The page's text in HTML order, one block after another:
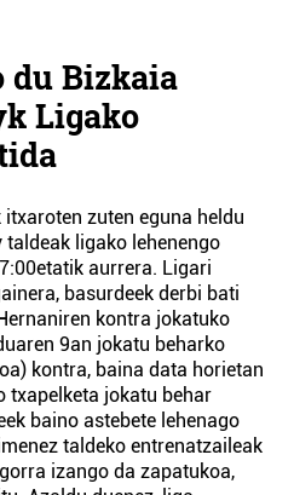
du Bizkaia
Ligako
zuten eguna heldu
taldeak ligako lehenengo
aurrera. Ligari
basurdeek derbi bati
kontra jokatuko
9an jokatu beharko
kontra, baina data horietan
txapelketa jokatu behar
baino astebete lehenago
taldeko entrenatzaileak
izango da zapatukoa,